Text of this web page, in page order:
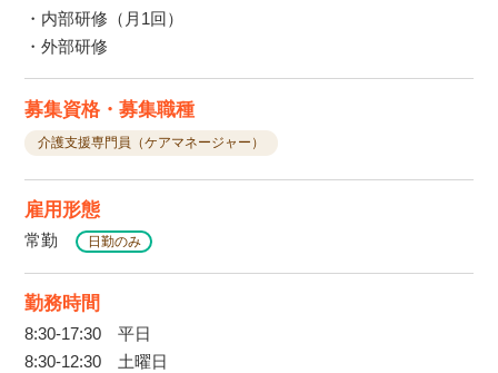
・内部研修（月1回）
・外部研修
募集資格・募集職種
介護支援専門員（ケアマネージャー）
雇用形態
常勤 日勤のみ
勤務時間
8:30-17:30 平日
8:30-12:30 土曜日